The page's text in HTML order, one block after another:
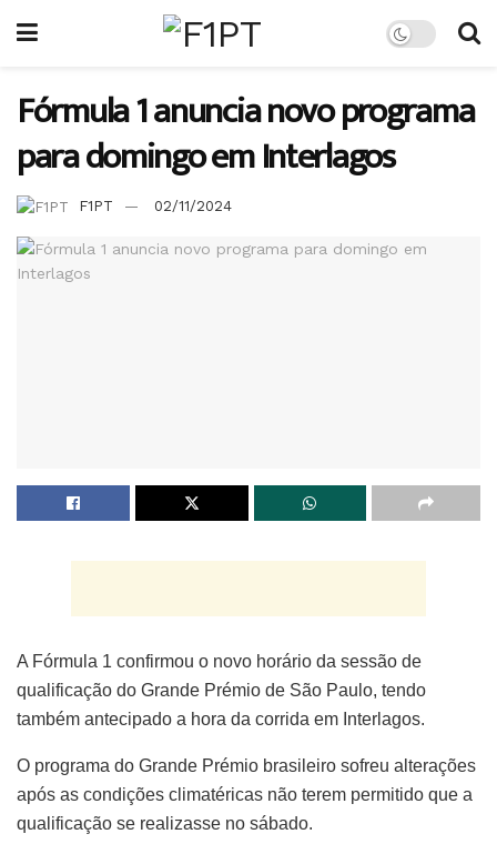
Fórmula 1 anuncia novo programa
para domingo em Interlagos
F1PT 02/11/2024
A Fórmula 1 confirmou o novo horário da sessão de
qualificação do Grande Prémio de São Paulo, tendo
também antecipado a hora da corrida em Interlagos.
O programa do Grande Prémio brasileiro sofreu alterações
após as condições climatéricas não terem permitido que a
qualificação se realizasse no sábado.